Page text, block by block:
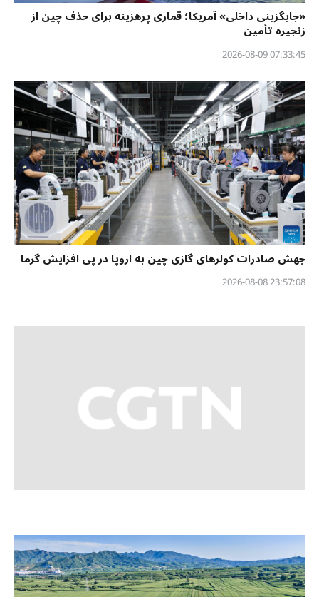
«جایگزینی داخلی» آمریکا؛ قماری پرهزینه برای حذف چین از
زنجیره تأمین
07:33:45 2026-08-09
جهش صادرات کولرهای گازی چین به اروپا در پی افزایش گرما
23:57:08 2026-08-08